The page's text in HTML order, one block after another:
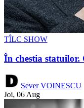
TÎLC SHOW
În chestia statuilor.
Sever VOINESCU
Joi, 06 Aug